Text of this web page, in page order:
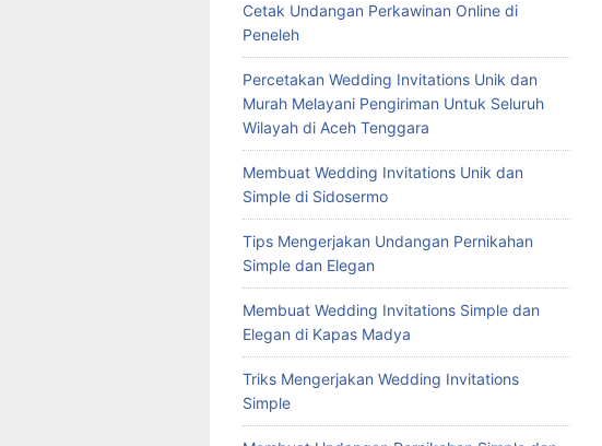
Cetak Undangan Perkawinan Online di
Peneleh
Percetakan Wedding Invitations Unik dan
Murah Melayani Pengiriman Untuk Seluruh
Wilayah di Aceh Tenggara
Membuat Wedding Invitations Unik dan
Simple di Sidosermo
Tips Mengerjakan Undangan Pernikahan
Simple dan Elegan
Membuat Wedding Invitations Simple dan
Elegan di Kapas Madya
Triks Mengerjakan Wedding Invitations
Simple